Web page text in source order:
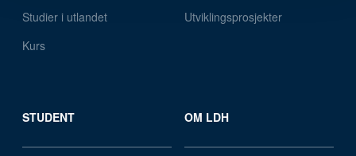
Studier i utlandet
Kurs
Utviklingsprosjekter
STUDENT OM LDH